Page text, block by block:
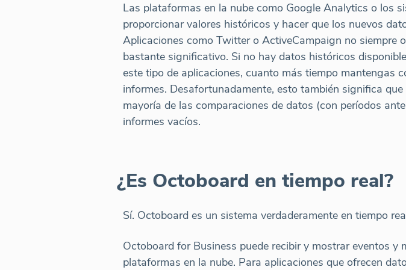
Las plataformas en la nube como Google Analytics o los
proporcionar valores históricos y hacer que los nuevos
Aplicaciones como Twitter o ActiveCampaign no siempre
bastante significativo. Si no hay datos históricos
este tipo de aplicaciones, cuanto más tiempo mantengas
informes. Desafortunadamente, esto también significa
mayoría de las comparaciones de datos (con períodos
informes vacíos.
¿Es Octoboard en tiempo real?
Sí. Octoboard es un sistema verdaderamente en tiempo
Octoboard for Business puede recibir y mostrar eventos
plataformas en la nube. Para aplicaciones que ofrecen